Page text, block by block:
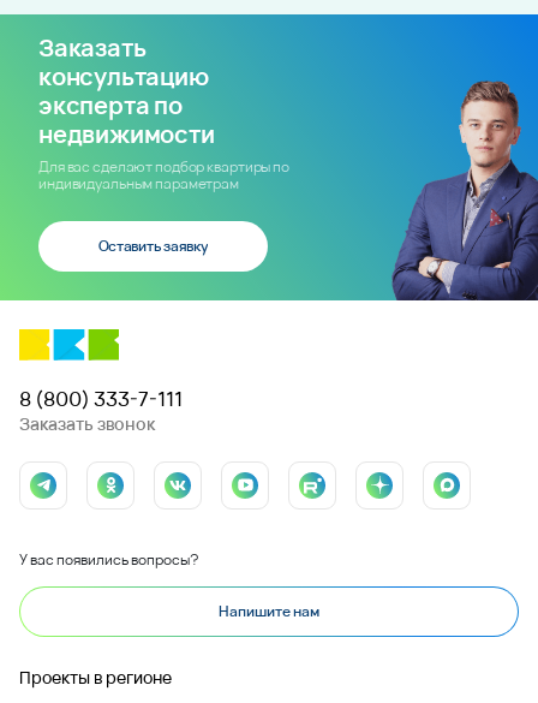
Заказать
консультацию
эксперта по
недвижимости
Для вас сделают подбор квартиры по
индивидуальным параметрам
Оставить заявку
8 (800) 333-7-111
Заказать звонок
У вас появились вопросы?
Напишите нам
Проекты в регионе